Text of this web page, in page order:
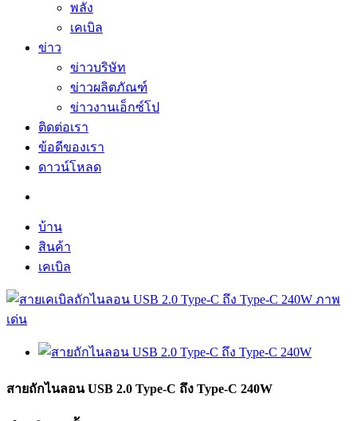
พลัง
เคเบิล
ข่าว
ข่าวบริษัท
ข่าวผลิตภัณฑ์
ข่าวงานเอ็กซ์โป
ติดต่อเรา
ข้อดีของเรา
ดาวน์โหลด
บ้าน
สินค้า
เคเบิล
สายถักไนลอน USB 2.0 Type-C ถึง Type-C 240W